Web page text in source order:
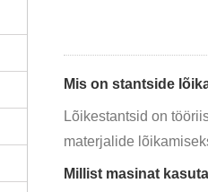
Mis on stantside
Lõikestantsid on
materjalide
Millist masinat